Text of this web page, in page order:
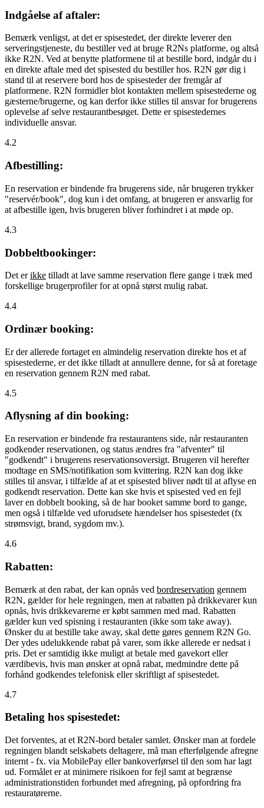
Indgåelse af aftaler:
Bemærk venligst, at det er spisestedet, der direkte leverer den
serveringstjeneste, du bestiller ved at bruge R2Ns platforme, og altså
ikke R2N. Ved at benytte platformene til at bestille bord, indgår du i
en direkte aftale med det spisested du bestiller hos. R2N gør dig i
stand til at reservere bord hos de spisesteder der fremgår af
platformene. R2N formidler blot kontakten mellem spisestederne og
gæsterne/brugerne, og kan derfor ikke stilles til ansvar for brugerens
oplevelse af selve restaurantbesøget. Dette er spisestedernes
individuelle ansvar.
4.2
Afbestilling:
En reservation er bindende fra brugerens side, når brugeren trykker
"reservér/book", dog kun i det omfang, at brugeren er ansvarlig for
at afbestille igen, hvis brugeren bliver forhindret i at møde op.
4.3
Dobbeltbookinger:
Det erikke tilladt at lave samme reservation flere gange i træk med
forskellige brugerprofiler for at opnå størst mulig rabat.
4.4
Ordinær booking:
Er der allerede fortaget en almindelig reservation direkte hos et af
spisestederne, er det ikke tilladt at annullere denne, for så at foretage
en reservation gennem R2N med rabat.
4.5
Aflysning af din booking:
En reservation er bindende fra restaurantens side, når restauranten
godkender reservationen, og status ændres fra "afventer" til
"godkendt" i brugerens reservationsoversigt. Brugeren vil herefter
modtage en SMS/notifikation som kvittering. R2N kan dog ikke
stilles til ansvar, i tilfælde af at et spisested bliver nødt til at aflyse en
godkendt reservation. Dette kan ske hvis et spisested ved en fejl
laver en dobbelt booking, så de har booket samme bord to gange,
men også i tilfælde ved uforudsete hændelser hos spisestedet (fx
strømsvigt, brand, sygdom mv.).
4.6
Rabatten:
Bemærk at den rabat, der kan opnås ved bordreservation gennem
R2N, gælder for hele regningen, men at rabatten på drikkevarer kun
opnås, hvis drikkevarerne er købt sammen med mad. Rabatten
gælder kun ved spisning i restauranten (ikke som take away).
Ønsker du at bestille take away, skal dette gøres gennem R2N Go.
Der ydes udelukkende rabat på varer, som ikke allerede er nedsat i
pris. Det er samtidig ikke muligt at betale med gavekort eller
værdibevis, hvis man ønsker at opnå rabat, medmindre dette på
forhånd godkendes telefonisk eller skriftligt af spisestedet.
4.7
Betaling hos spisestedet:
Det forventes, at et R2N-bord betaler samlet. Ønsker man at fordele
regningen blandt selskabets deltagere, må man efterfølgende afregne
internt - fx. via MobilePay eller bankoverførsel til den som har lagt
ud. Formålet er at minimere risikoen for fejl samt at begrænse
administrationstiden forbundet med afregning, på opfordring fra
restauratørerne.